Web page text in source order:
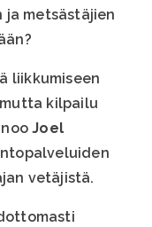
ja metsästäjien
liikkumiseen
kilpailu
Joel
vetäjistä.